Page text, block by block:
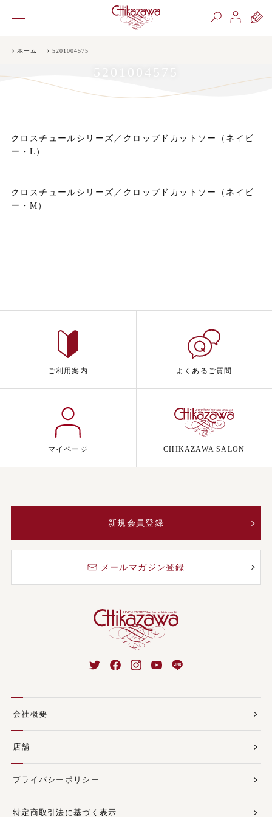
ホーム 5201004575
5201004575
クロスチュールシリーズ／クロップドカットソー（ネイビ
ー・L）
クロスチュールシリーズ／クロップドカットソー（ネイビ
ー・M）
ご利用案内 よくあるご質問
マイページ CHIKAZAWA SALON
新規会員登録
メールマガジン登録
会社概要
店舗
プライバシーポリシー
特定商取引法に基づく表示